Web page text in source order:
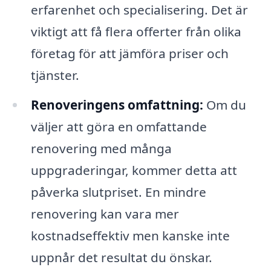
erfarenhet och specialisering. Det är
viktigt att få flera offerter från olika
företag för att jämföra priser och
tjänster.
Renoveringens omfattning: Om du
väljer att göra en omfattande
renovering med många
uppgraderingar, kommer detta att
påverka slutpriset. En mindre
renovering kan vara mer
kostnadseffektiv men kanske inte
uppnår det resultat du önskar.